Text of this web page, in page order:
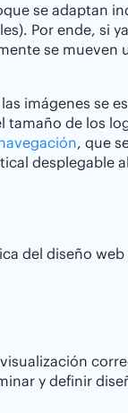
se adaptan
Por ende, si
se mueven
imágenes se
tamaño de los
, que
desplegable
del diseño
y definir